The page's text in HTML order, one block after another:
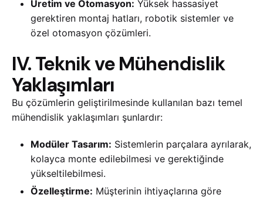
Üretim ve Otomasyon: Yüksek hassasiyet
gerektiren montaj hatları, robotik sistemler ve
özel otomasyon çözümleri.
IV. Teknik ve Mühendislik
Yaklaşımları
Bu çözümlerin geliştirilmesinde kullanılan bazı temel
mühendislik yaklaşımları şunlardır:
Modüler Tasarım: Sistemlerin parçalara ayrılarak,
kolayca monte edilebilmesi ve gerektiğinde
yükseltilebilmesi.
Özelleştirme: Müşterinin ihtiyaçlarına göre